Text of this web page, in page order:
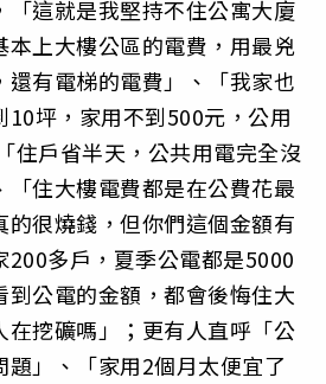
「這就是我堅持不住公寓大廈
本上大樓公區的電費，用最兇
還有電梯的電費」、「我家也
10坪，家用不到500元，公用
住戶省半天，公共用電完全沒
「住大樓電費都是在公費花最
的很燒錢，但你們這個金額有
200多戶，夏季公電都是5000
到公電的金額，都會後悔住大
在挖礦嗎」；更有人直呼「公
題」、「家用2個月太便宜了